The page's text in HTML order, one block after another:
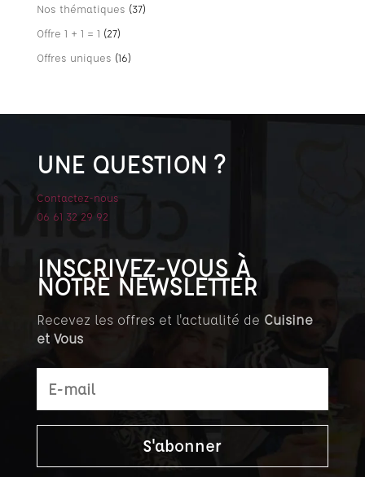
Nos thématiques (37)
Offre 1 + 1 = 1 (27)
Offres uniques (16)
UNE QUESTION ?
Contactez-nous
06 61 32 29 92
INSCRIVEZ-VOUS À
NOTRE NEWSLETTER
Recevez les offres et l'actualité de Cuisine
et Vous
S'abonner